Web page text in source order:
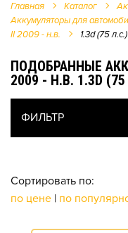
Главная Каталог
Аккумуляторы для
II 2009 - н.в.
1.3d (75 л.с.)
ПОДОБРАННЫЕ
2009 - Н.В. 1.3D
ФИЛЬТР
Сортировать по:
по цене | по